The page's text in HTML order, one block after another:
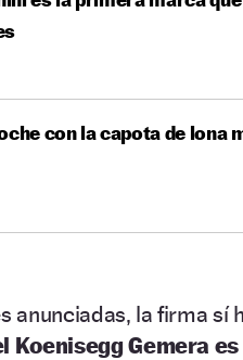
con la capota de lona
anunciadas, la firma sí
Koenisegg Gemera